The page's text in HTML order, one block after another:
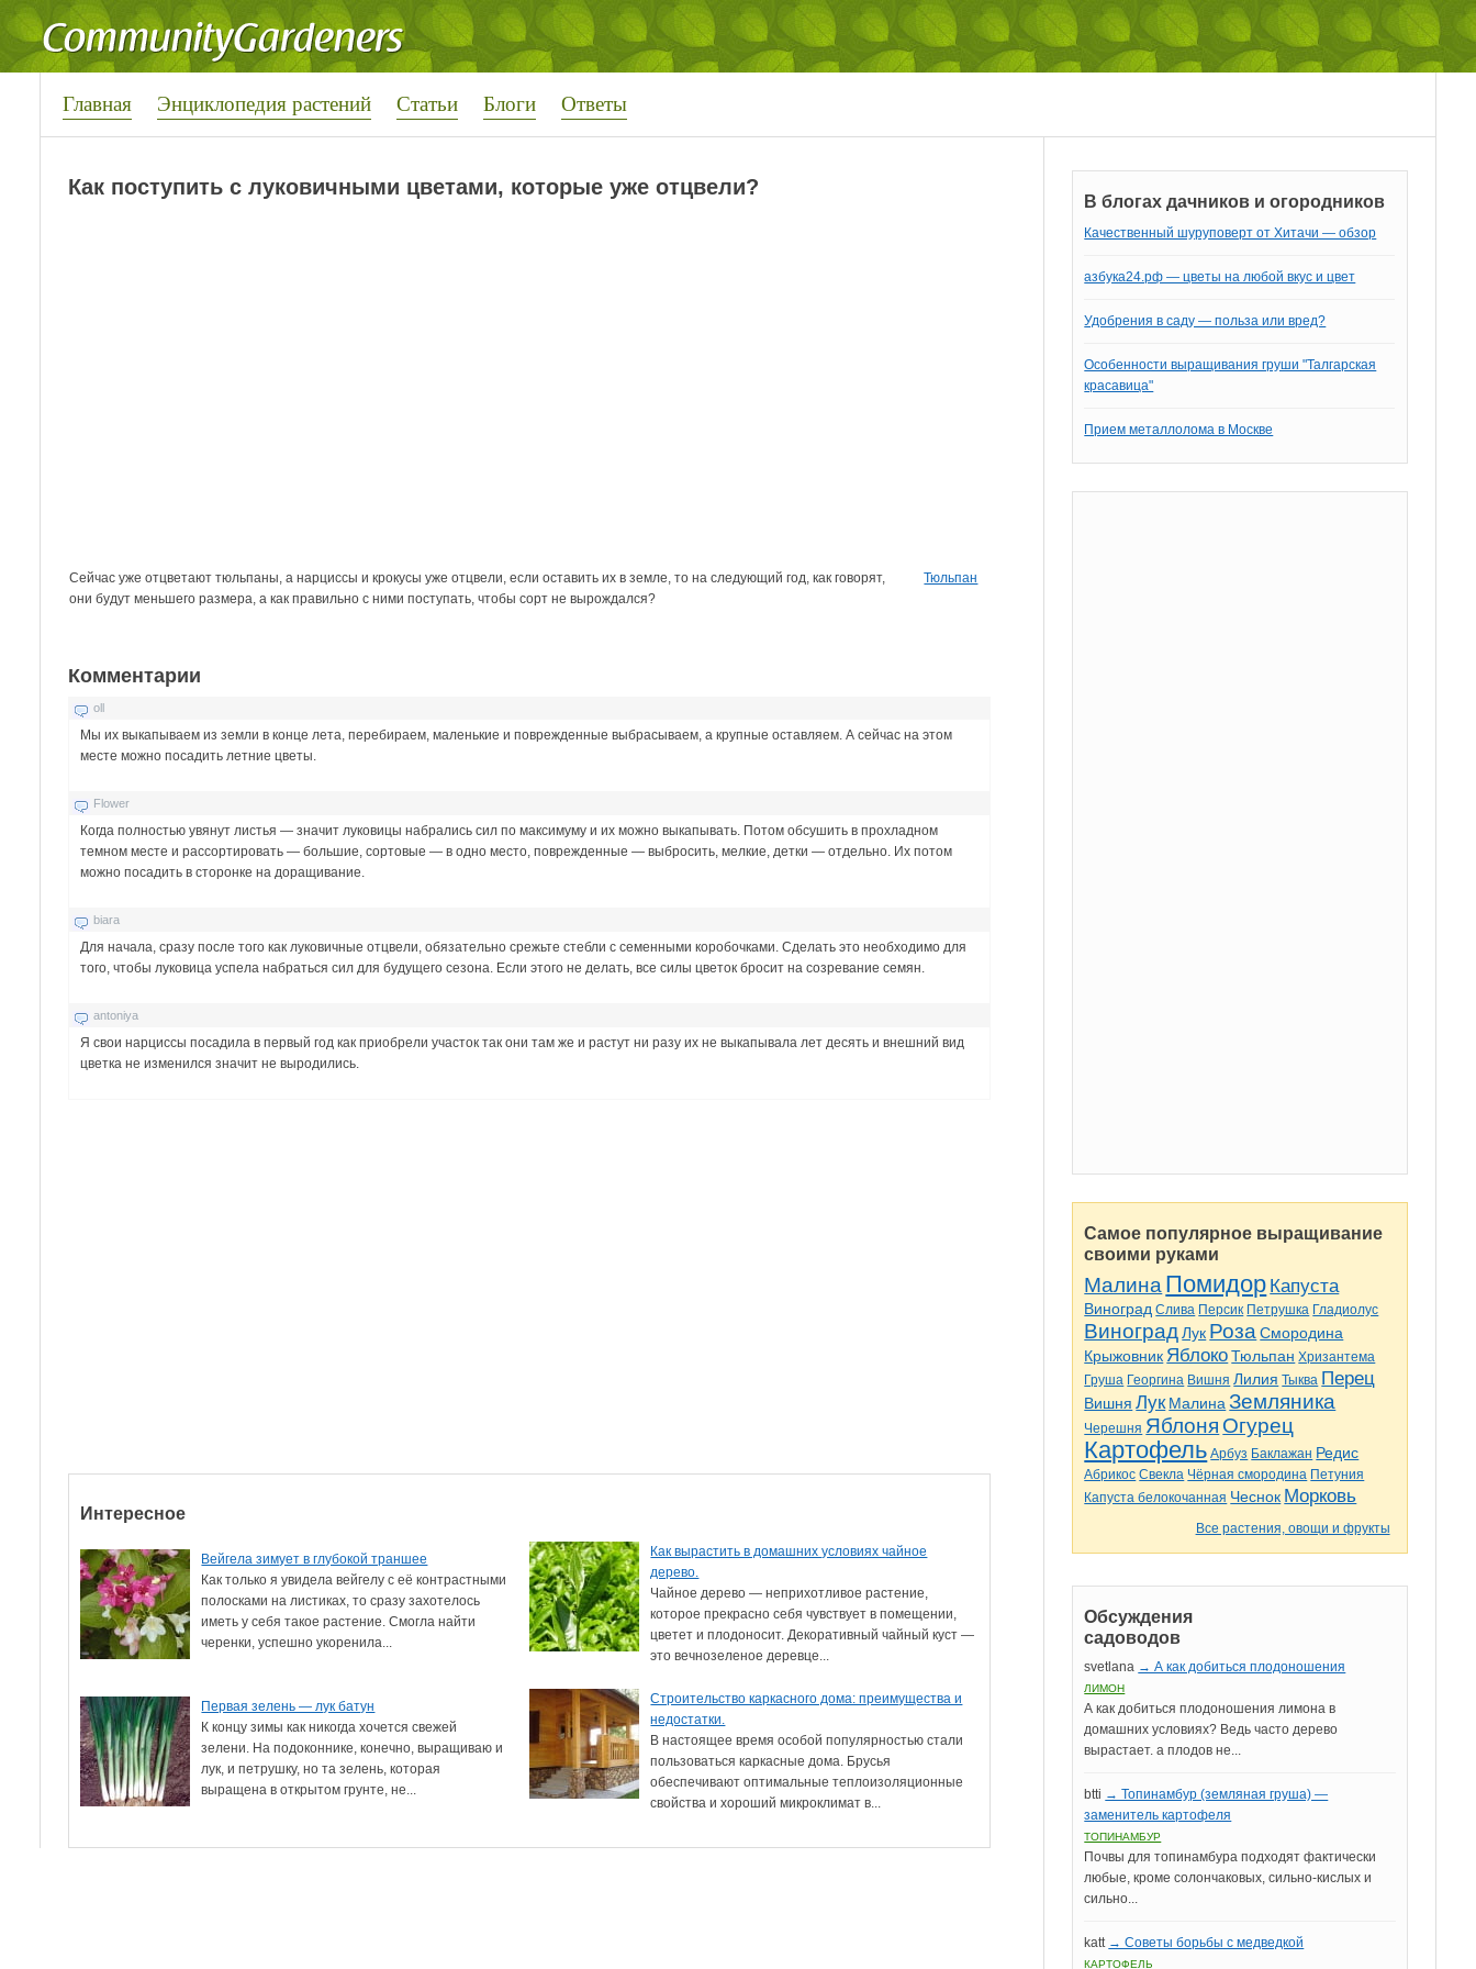
Главная Энциклопедия растений Статьи Блоги Ответы
Как поступить с луковичными цветами, которые уже отцвели?
Тюльпан
Сейчас уже отцветают тюльпаны, а нарциссы и крокусы уже отцвели, если оставить их в земле, то на следующий год, как говорят,
они будут меньшего размера, а как правильно с ними поступать, чтобы сорт не вырождался?
Комментарии
oll
Мы их выкапываем из земли в конце лета, перебираем, маленькие и поврежденные выбрасываем, а крупные оставляем. А сейчас на этом
месте можно посадить летние цветы.
Flower
Когда полностью увянут листья — значит луковицы набрались сил по максимуму и их можно выкапывать. Потом обсушить в прохладном
темном месте и рассортировать — большие, сортовые — в одно место, поврежденные — выбросить, мелкие, детки — отдельно. Их потом
можно посадить в сторонке на доращивание.
biara
Для начала, сразу после того как луковичные отцвели, обязательно срежьте стебли с семенными коробочками. Сделать это необходимо для
того, чтобы луковица успела набраться сил для будущего сезона. Если этого не делать, все силы цветок бросит на созревание семян.
antoniya
Я свои нарциссы посадила в первый год как приобрели участок так они там же и растут ни разу их не выкапывала лет десять и внешний вид
цветка не изменился значит не выродились.
Интересное
Вейгела зимует в глубокой траншее
Как только я увидела вейгелу с её контрастными
полосками на листиках, то сразу захотелось
иметь у себя такое растение. Смогла найти
черенки, успешно укоренила...
Как вырастить в домашних условиях чайное
дерево.
Чайное дерево — неприхотливое растение,
которое прекрасно себя чувствует в помещении,
цветет и плодоносит. Декоративный чайный куст —
это вечнозеленое деревце...
Первая зелень — лук батун
К концу зимы как никогда хочется свежей
зелени. На подоконнике, конечно, выращиваю и
лук, и петрушку, но та зелень, которая
выращена в открытом грунте, не...
Строительство каркасного дома: преимущества и
недостатки.
В настоящее время особой популярностью стали
пользоваться каркасные дома. Брусья
обеспечивают оптимальные теплоизоляционные
свойства и хороший микроклимат в...
В блогах дачников и огородников
Качественный шуруповерт от Хитачи — обзор
азбука24.рф — цветы на любой вкус и цвет
Удобрения в саду — польза или вред?
Особенности выращивания груши "Талгарская
красавица"
Прием металлолома в Москве
Самое популярное выращивание
своими руками
Малина Помидор Капуста
Виноград Слива Персик Петрушка Гладиолус
Виноград Лук Роза Смородина
Крыжовник Яблоко Тюльпан Хризантема
Груша Георгина Вишня Лилия Тыква Перец
Вишня Лук Малина Земляника
Черешня Яблоня Огурец
Картофель Арбуз Баклажан Редис
Абрикос Свекла Чёрная смородина Петуния
Капуста белокочанная Чеснок Морковь
Все растения, овощи и фрукты
Обсуждения
садоводов
svetlana → А как добиться плодоношения
ЛИМОН
А как добиться плодоношения лимона в
домашних условиях? Ведь часто дерево
вырастает. а плодов не...
btti → Топинамбур (земляная груша) —
заменитель картофеля
ТОПИНАМБУР
Почвы для топинамбура подходят фактически
любые, кроме солончаковых, сильно-кислых и
сильно...
katt → Советы борьбы с медведкой
КАРТОФЕЛЬ